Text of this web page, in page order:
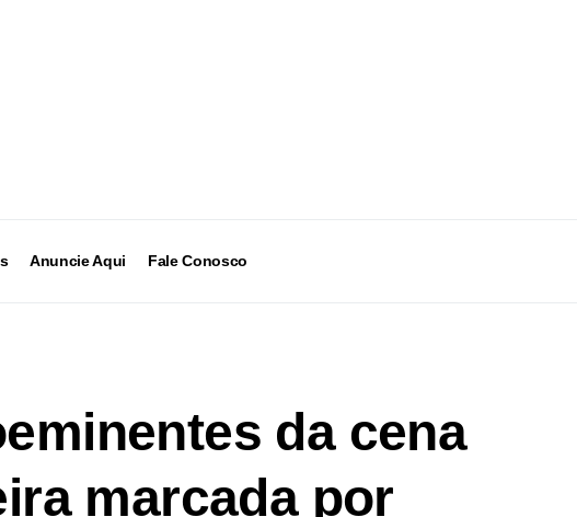
Anuncie Aqui Fale Conosco
da cena
marcada por